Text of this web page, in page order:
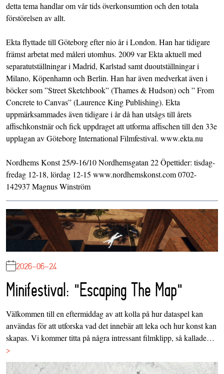
detta tema handlar om vår tids överkonsumtion och den totala
förstörelsen av allt.
Ekta flyttade till Göteborg efter nio år i London. Han har tidigare
främst arbetat med måleri utomhus. 2009 var Ekta aktuell med
separatutställningar i Madrid, Karlstad samt duoutställningar i
Milano, Köpenhamn och Berlin. Han har även medverkat även i
böcker som ”Street Sketchbook” (Thames & Hudson) och ” From
Concrete to Canvas” (Laurence King Publishing). Ekta
uppmärksammades även tidigare i år då han utsågs till årets
affischkonstnär och fick uppdraget att utforma affischen till den 33e
upplagan av Göteborg International Filmfestival. www.ekta.nu
Nordhems Konst 25/9-16/10 Nordhemsgatan 22 Öpettider: tisdag-
fredag 12-18, lördag 12-15 www.nordhemskonst.com 0702-
142937 Magnus Winström
2026-06-24
Minifestival: "Escaping The Map"
Välkommen till en eftermiddag av att kolla på hur dataspel kan
användas för att utforska vad det innebär att leka och hur konst kan
skapas. Vi kommer titta på några intressant filmklipp, så kallade…
>